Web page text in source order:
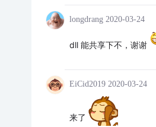
longdrang 2020-03-24
dll 能共享下不，谢谢
EiCid2019 2020-03-24
来了